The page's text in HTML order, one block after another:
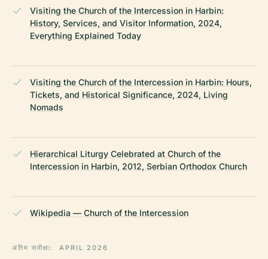
Visiting the Church of the Intercession in Harbin:
History, Services, and Visitor Information, 2024,
Everything Explained Today
Visiting the Church of the Intercession in Harbin: Hours,
Tickets, and Historical Significance, 2024, Living
Nomads
Hierarchical Liturgy Celebrated at Church of the
Intercession in Harbin, 2012, Serbian Orthodox Church
Wikipedia — Church of the Intercession
अंतिम समीक्षा: APRIL 2026